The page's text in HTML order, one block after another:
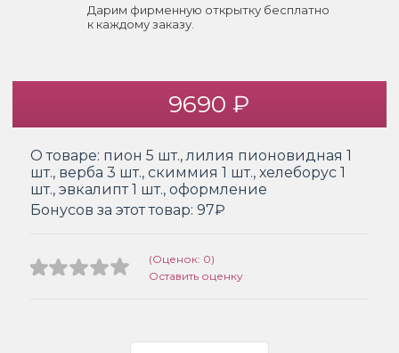
Дарим фирменную открытку бесплатно
к каждому заказу.
9690 ₽
О товаре: пион 5 шт., лилия пионовидная 1
шт., верба 3 шт., скиммия 1 шт., хелеборус 1
шт., эвкалипт 1 шт., оформление
Бонусов за этот товар: 97₽
(Оценок: 0)
Оставить оценку